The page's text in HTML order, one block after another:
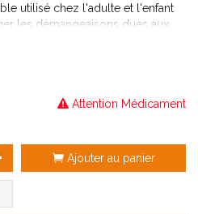
utilisé chez l'adulte et l'enfant
les démangeaisons dues aux
d'orties, et pour soulager les
Attention Médicament
Ajouter au panier